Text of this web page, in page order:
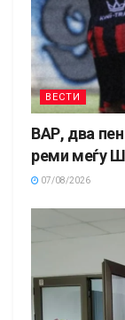
ВЕСТИ
ВАР, два
реми меѓу
07/08/2026